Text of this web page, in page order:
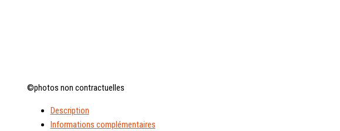
©photos non contractuelles
Description
Informations complémentaires